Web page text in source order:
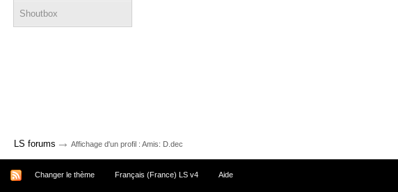
Shoutbox
LS forums → Affichage d'un profil : Amis: D.dec
Changer le thème Français (France) LS v4 Aide